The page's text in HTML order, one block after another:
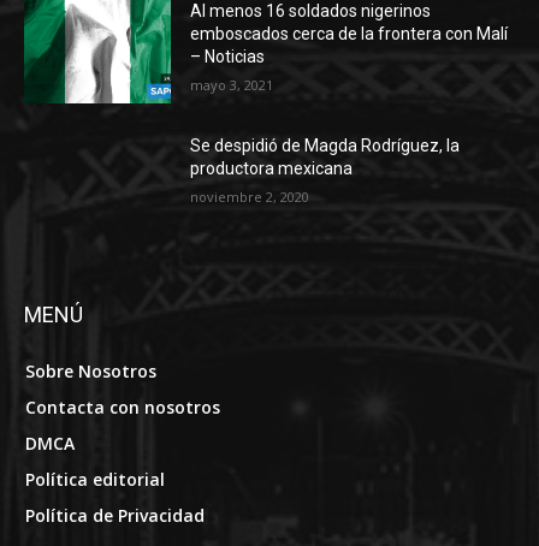
Al menos 16 soldados nigerinos
emboscados cerca de la frontera con Malí
– Noticias
mayo 3, 2021
Se despidió de Magda Rodríguez, la
productora mexicana
noviembre 2, 2020
MENÚ
Sobre Nosotros
Contacta con nosotros
DMCA
Política editorial
Política de Privacidad